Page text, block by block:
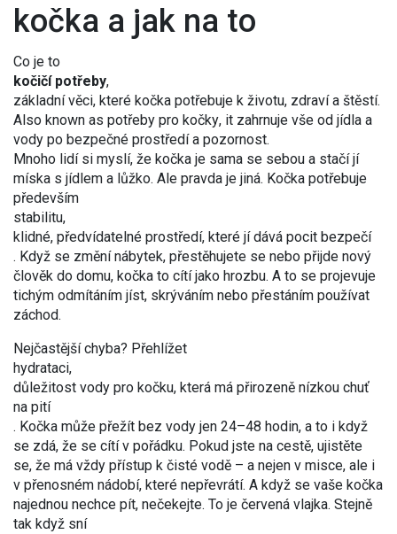
kočka a jak na to
Co je to
kočičí potřeby,
základní věci, které kočka potřebuje k životu, zdraví a štěstí.
Also known as potřeby pro kočky, it zahrnuje vše od jídla a
vody po bezpečné prostředí a pozornost.
Mnoho lidí si myslí, že kočka je sama se sebou a stačí jí
míska s jídlem a lůžko. Ale pravda je jiná. Kočka potřebuje
především
stabilitu,
klidné, předvídatelné prostředí, které jí dává pocit bezpečí
. Když se změní nábytek, přestěhujete se nebo přijde nový
člověk do domu, kočka to cítí jako hrozbu. A to se projevuje
tichým odmítáním jíst, skrýváním nebo přestáním používat
záchod.
Nejčastější chyba? Přehlížet
hydrataci,
důležitost vody pro kočku, která má přirozeně nízkou chuť
na pití
. Kočka může přežít bez vody jen 24–48 hodin, a to i když
se zdá, že se cítí v pořádku. Pokud jste na cestě, ujistěte
se, že má vždy přístup k čisté vodě – a nejen v misce, ale i
v přenosném nádobí, které nepřevrátí. A když se vaše kočka
najednou nechce pít, nečekejte. To je červená vlajka. Stejně
tak když sní